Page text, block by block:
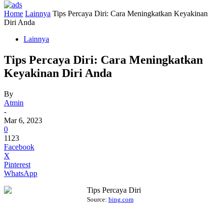
Home Lainnya Tips Percaya Diri: Cara Meningkatkan Keyakinan
Diri Anda
Lainnya
Tips Percaya Diri: Cara Meningkatkan
Keyakinan Diri Anda
By
Atmin
-
Mar 6, 2023
0
1123
Facebook
X
Pinterest
WhatsApp
Source: bing.com